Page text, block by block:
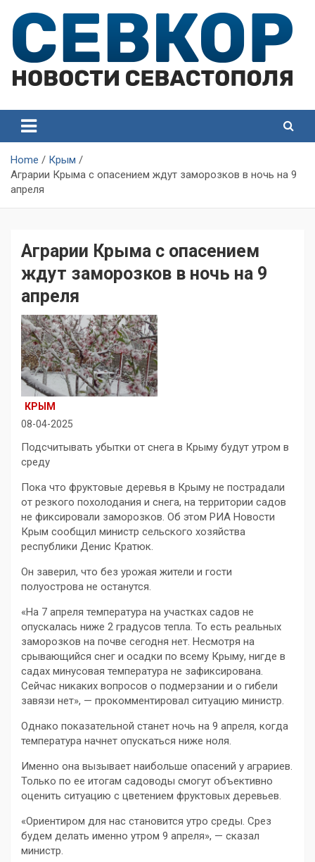
content
Севастополя
Севастополя
Home
Крым
Аграрии Крыма с опасением ждут заморозков в ночь на 9
апреля
Аграрии Крыма с опасением
ждут заморозков в ночь на 9
апреля
КРЫМ
08-04-2025
Подсчитывать убытки от снега в Крыму будут утром в
среду
Пока что фруктовые деревья в Крыму не пострадали
от резкого похолодания и снега, на территории садов
не фиксировали заморозков. Об этом РИА Новости
Крым сообщил министр сельского хозяйства
республики Денис Кратюк.
Он заверил, что без урожая жители и гости
полуострова не останутся.
«На 7 апреля температура на участках садов не
опускалась ниже 2 градусов тепла. То есть реальных
заморозков на почве сегодня нет. Несмотря на
срывающийся снег и осадки по всему Крыму, нигде в
садах минусовая температура не зафиксирована.
Сейчас никаких вопросов о подмерзании и о гибели
завязи нет», — прокомментировал ситуацию министр.
Однако показательной станет ночь на 9 апреля, когда
температура начнет опускаться ниже ноля.
Именно она вызывает наибольше опасений у аграриев.
Только по ее итогам садоводы смогут объективно
оценить ситуацию с цветением фруктовых деревьев.
«Ориентиром для нас становится утро среды. Срез
будем делать именно утром 9 апреля», — сказал
министр.